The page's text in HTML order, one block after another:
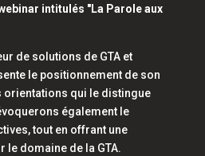
intitulés "La Parole aux
de solutions de GTA et
le positionnement de son
qui le distingue
également le
tout en offrant une
le domaine de la GTA.